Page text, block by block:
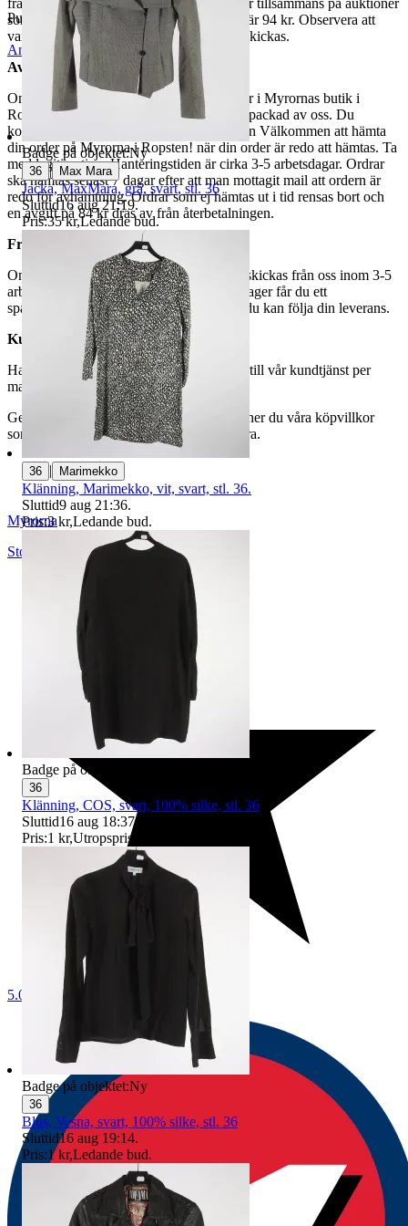
fraktpriset. Vi samfraktar upp till fyra varor tillsammans på auktioner
som avslutas samma dag. Samfraktspriset är 94 kr. Observera att
varor märkta endast avhämtning inte kan skickas.
Avhämtning
Om du väljer avhämtning hämtas din order i Myrornas butik i
Ropsten, Kolargatan 2 efter den har blivit packad av oss. Du
kommer att få ett separat mail med rubriken Välkommen att hämta
din order på Myrorna i Ropsten! när din order är redo att hämtas. Ta
med legitimation. Hanteringstiden är cirka 3-5 arbetsdagar. Ordrar
ska hämtas senast 7 dagar efter att man mottagit mail att ordern är
redo för avhämtning. Ordrar som ej hämtas ut i tid rensas bort och
en avgift på 84 kr dras av från återbetalningen.
Frakt
Om du har valt frakt kommer din vara att skickas från oss inom 3-5
arbetsdagar. När din vara har lämnat vårt lager får du ett
spårningsnummer av DSV inom kort där du kan följa din leverans.
Kundservice
Har du frågor eller funderingar hör av dig till vår kundtjänst per
mail:
webbshop@myrorna.se.
Genom att buda på våra annonser godkänner du våra köpvillkor
som du hittar på vår infosida här på Tradera.
Publicerad 29 maj 21:01
Anmäl Sälj liknande
Myrorna
Stockholm
Sverige
5.0
Badge på objektet:Ny
36 | Max Mara
Jacka, MaxMara, grå, svart, stl. 36
Sluttid16 aug 21:19.
Pris:35 kr,Ledande bud.
36 | Marimekko
Klänning, Marimekko, vit, svart, stl. 36.
Sluttid9 aug 21:36.
Pris:3 kr,Ledande bud.
Badge på objektet:
36
Klänning, COS, svart, 100% silke, stl. 36
Sluttid16 aug 18:37.
Pris:1 kr,Utropspris
Badge på objektet:Ny
36
Blus, Vesna, svart, 100% silke, stl. 36
Sluttid16 aug 19:14.
Pris:1 kr,Ledande bud.